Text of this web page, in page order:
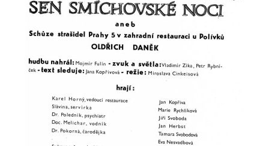
KDY, KDE A CO HRAJEME
HRY OD ROKU 1973
FOTOALBUM